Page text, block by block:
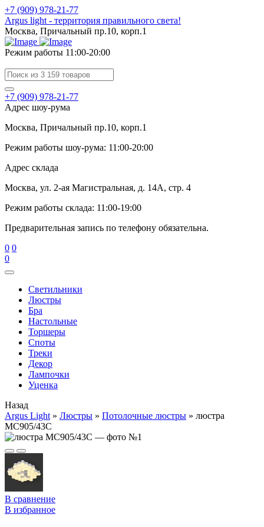
+7 (909) 978-21-77
Argus light - территория правильного света!
Москва, Причальный пр.10, корп.1
Режим работы 11:00-20:00
+7 (909) 978-21-77
Адрес шоу-рума
Москва, Причальный пр.10, корп.1
Режим работы шоу-рума: 11:00-20:00
Адрес склада
Москва, ул. 2-ая Магистральная, д. 14А, стр. 4
Режим работы склада: 11:00-19:00
Предварительная запись по телефону обязательна.
0 0
0
Cветильники
Люстры
Бра
Настольные
Торшеры
Споты
Треки
Декор
Лампочки
Уценка
Назад
Argus Light » Люстры » Потолочные люстры » люстра
MC905/43C
В сравнение
В избранное